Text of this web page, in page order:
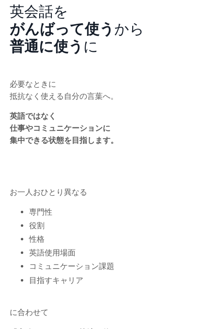
英会話を
がんばって使う から
普通に使う に
必要なときに
抵抗なく使える自分の言葉へ。
英語ではなく
仕事やコミュニケーションに
集中できる状態を目指します。
お一人おひとり異なる
専門性
役割
性格
英語使用場面
コミュニケーション課題
目指すキャリア
に合わせて